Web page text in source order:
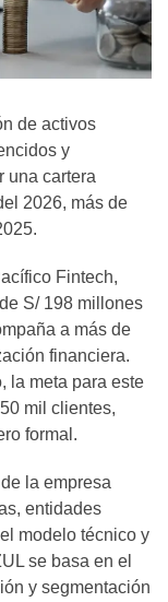
de activos
y
una cartera
2026, más de
Fintech,
S/ 198 millones
a más de
financiera.
la meta para este
mil clientes,
formal.
la empresa
entidades
modelo técnico y
se basa en el
y segmentación